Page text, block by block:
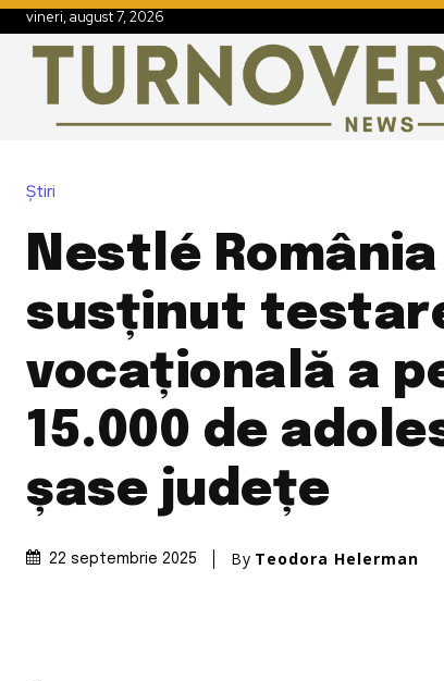
vineri, august 7, 2026
Știri
Nestlé România
susținut
vocațională a
15.000 de
șase județe
22 septembrie 2025 By Teodora Helerman